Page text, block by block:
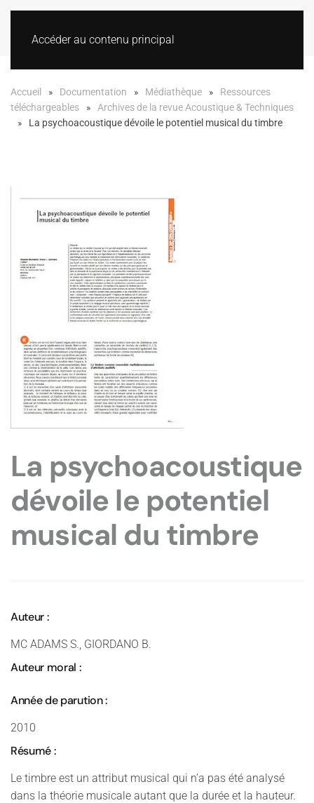
Accéder au contenu principal
Accueil Documentation Médiathèque
Ressources
téléchargeables
Archives de la revue Acoustique & Techniques
La psychoacoustique dévoile le potentiel musical du timbre
La psychoacoustique
dévoile le potentiel
musical du timbre
Auteur :
MC ADAMS S., GIORDANO B.
Auteur moral :
Année de parution :
2010
Résumé :
Le timbre est un attribut musical qui n’a pas été analysé
dans la théorie musicale autant que la durée et la hauteur.